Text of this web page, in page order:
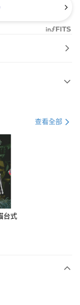
查看全部
台式